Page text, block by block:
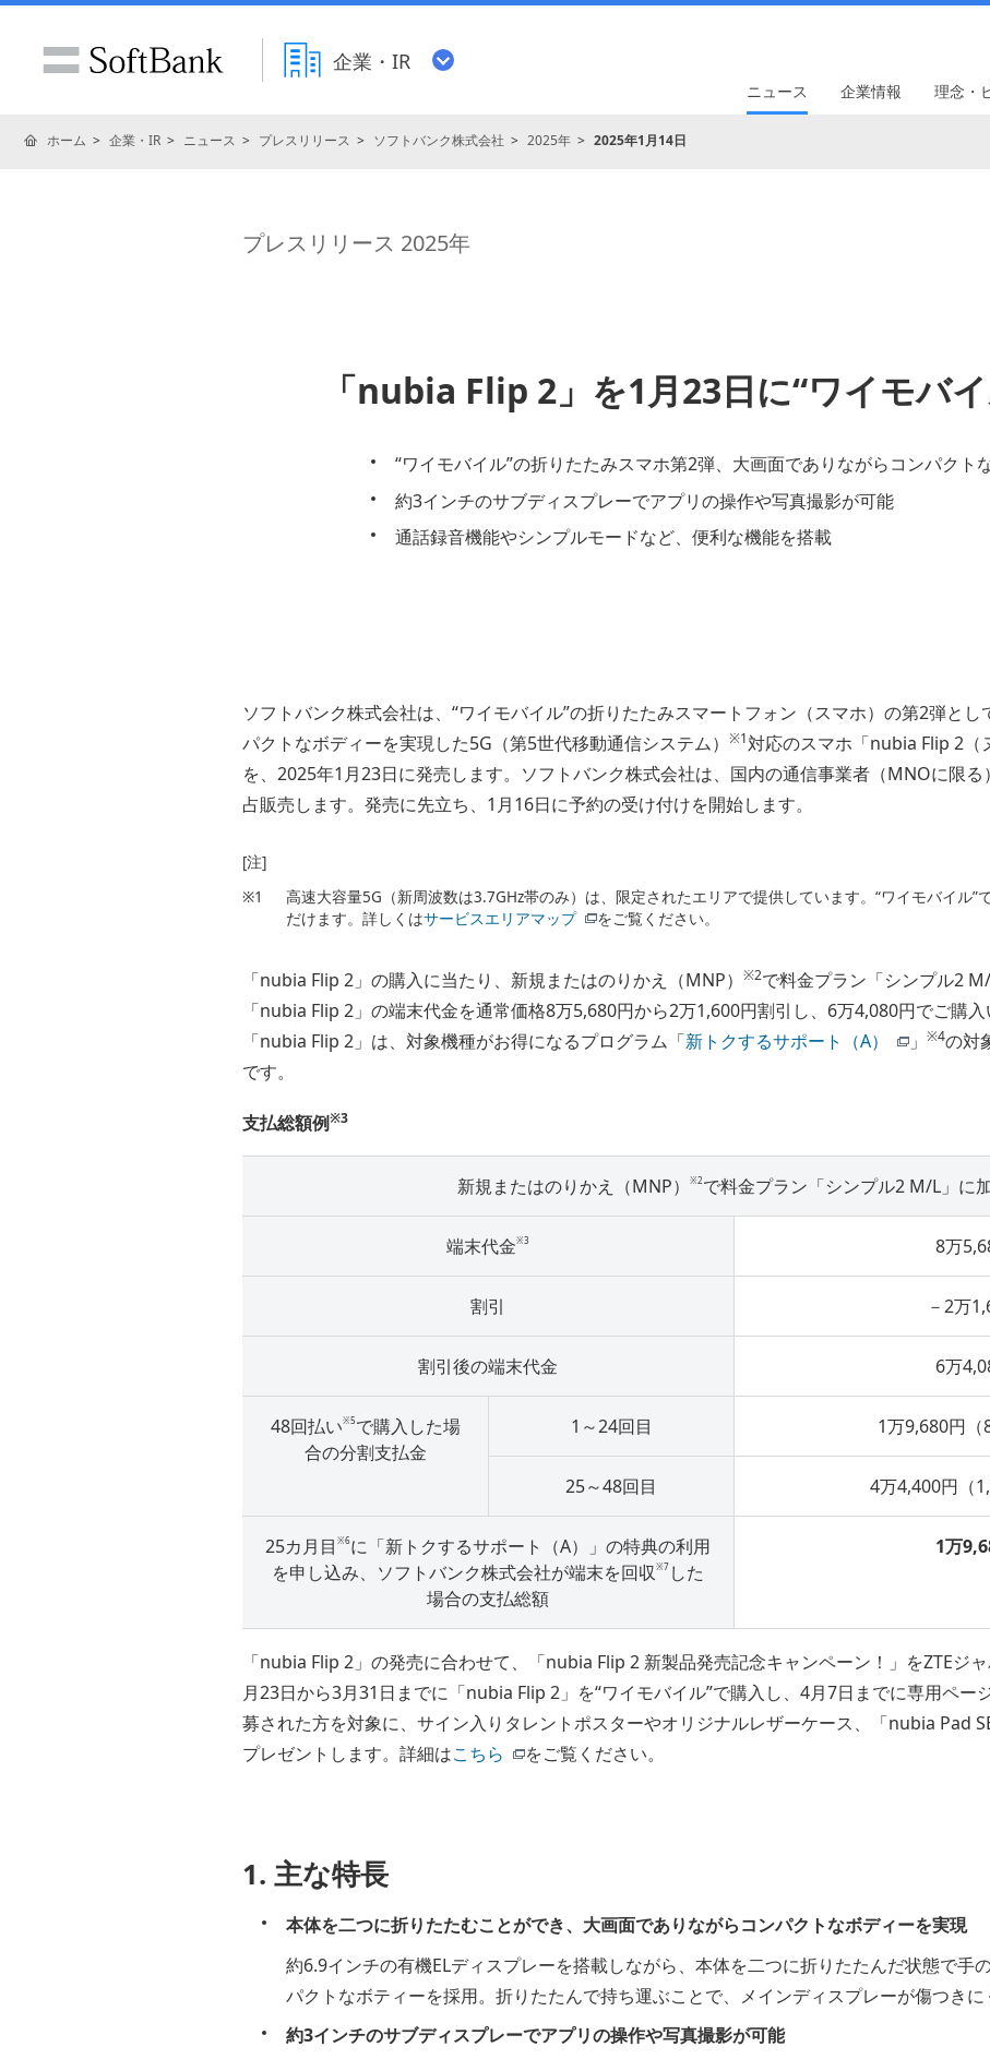
企業・IR
ニュース 企業情報 理念・
ホーム 企業・IR ニュース プレスリリース ソフトバンク株式会社 2025年 2025年1月14日
プレスリリース 2025年
「nubia Flip 2」を1月23日に“ワイモバ
“ワイモバイル”の折りたたみスマホ第2弾、大画面でありながらコンパクト
約3インチのサブディスプレーでアプリの操作や写真撮影が可能
通話録音機能やシンプルモードなど、便利な機能を搭載
ソフトバンク株式会社は、“ワイモバイル”の折りたたみスマートフォン（スマホ）の第2弾と
パクトなボディーを実現した5G（第5世代移動通信システム） ※1対応のスマホ「nubia Flip 2（
を、2025年1月23日に発売します。ソフトバンク株式会社は、国内の通信事業者（MNOに限
占販売します。発売に先立ち、1月16日に予約の受け付けを開始します。
[注]
※1
高速大容量5G（新周波数は3.7GHz帯のみ）は、限定されたエリアで提供しています。“ワイモバイル”
だけます。詳しくはサービスエリアマップ をご覧ください。
「nubia Flip 2」の購入に当たり、新規またはのりかえ（MNP） ※2で料金プラン「シンプル2
「nubia Flip 2」の端末代金を通常価格8万5,680円から2万1,600円割引し、6万4,080円でご購
「nubia Flip 2」は、対象機種がお得になるプログラム「新トクするサポート（A） 」 ※4の対
です。
支払総額例※3
新規またはのりかえ（MNP） ※2で料金プラン「シンプル2 M/L」に
端末代金※3 8万
割引 －2万
割引後の端末代金 6万
48回払い※5で購入した場
合の分割支払金
1～24回目 1万9,680円（
25～48回目 4万4,400円（
25カ月目 ※6に「新トクするサポート（A）」の特典の利用
を申し込み、ソフトバンク株式会社が端末を回収※7 した
場合の支払総額
1万
「nubia Flip 2」の発売に合わせて、「nubia Flip 2 新製品発売記念キャンペーン！」をZTEジ
月23日から3月31日までに「nubia Flip 2」を“ワイモバイル”で購入し、4月7日までに専用ペー
募された方を対象に、サイン入りタレントポスターやオリジナルレザーケース、「nubia Pad
プレゼントします。詳細はこちら をご覧ください。
1. 主な特長
本体を二つに折りたたむことができ、大画面でありながらコンパクトなボディーを実現
約6.9インチの有機ELディスプレーを搭載しながら、本体を二つに折りたたんだ状態で手
パクトなボティーを採用。折りたたんで持ち運ぶことで、メインディスプレーが傷つきに
約3インチのサブディスプレーでアプリの操作や写真撮影が可能